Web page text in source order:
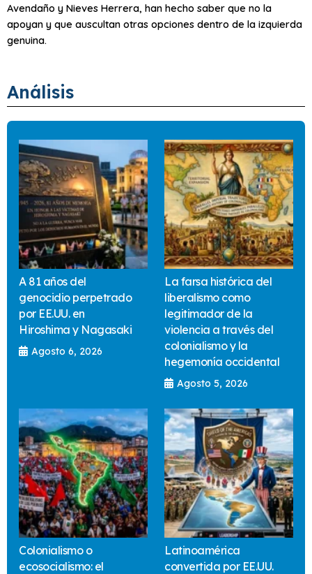
Avendaño y Nieves Herrera, han hecho saber que no la
apoyan y que auscultan otras opciones dentro de la izquierda
genuina.
Análisis
A 81 años del
genocidio perpetrado
por EE.UU. en
Hiroshima y Nagasaki
Agosto 6, 2026
La farsa histórica del
liberalismo como
legitimador de la
violencia a través del
colonialismo y la
hegemonía occidental
Agosto 5, 2026
Colonialismo o
ecosocialismo: el
Latinoamérica
convertida por EE.UU.